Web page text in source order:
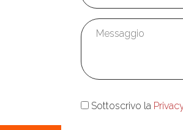
Messaggio
Consenso
Sottoscrivo la